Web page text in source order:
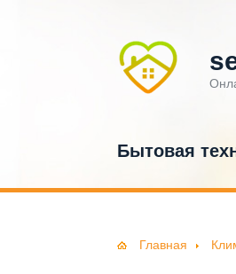
Бытовая
Главная